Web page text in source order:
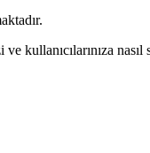
nasıl